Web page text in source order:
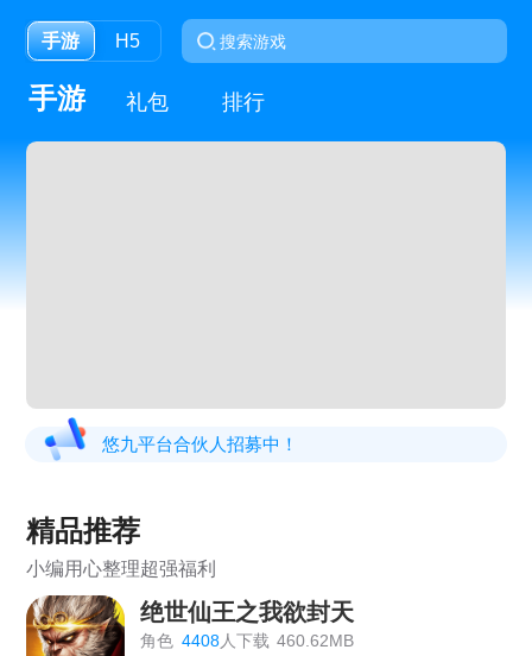
手游 H5
手游 礼包 排行
悠九平台合伙人招募中！
精品推荐
小编用心整理超强福利
绝世仙王之我欲封天
角色 4408人下载 460.62MB